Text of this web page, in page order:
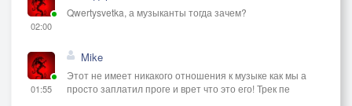
02:00
Qwertysvetka, а музыканты тогда зачем?
01:55
Mike
Этот не имеет никакого отношения к музыке как мы а
просто заплатил проге и врет что это его! Трек пе